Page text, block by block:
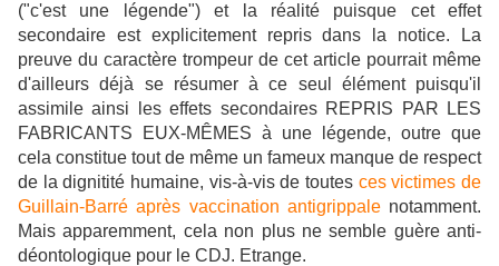
("c'est une légende") et la réalité puisque cet effet
secondaire est explicitement repris dans la notice. La
preuve du caractère trompeur de cet article pourrait même
d'ailleurs déjà se résumer à ce seul élément puisqu'il
assimile ainsi les effets secondaires REPRIS PAR LES
FABRICANTS EUX-MÊMES à une légende, outre que
cela constitue tout de même un fameux manque de respect
de la dignitité humaine, vis-à-vis de toutes ces victimes de
Guillain-Barré après vaccination antigrippalenotamment.
Mais apparemment, cela non plus ne semble guère anti-
déontologique pour le CDJ. Etrange.